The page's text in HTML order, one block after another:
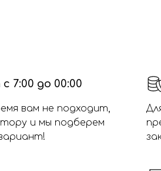
7:00 до 00:00
вам не подходит,
и мы подберем